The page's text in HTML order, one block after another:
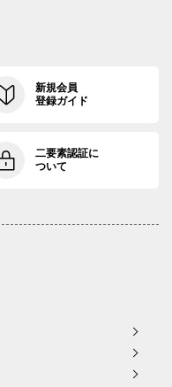
新規会員
登録ガイド
二要素認証に
ついて